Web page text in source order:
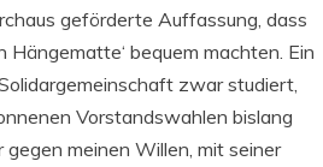
geförderte Auffassung, dass
bequem machten. Ein
zwar studiert,
Vorstandswahlen bislang
meinen Willen, mit seiner